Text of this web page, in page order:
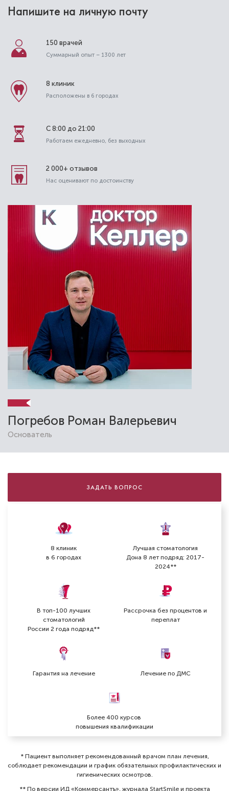
Попова Елена Алексеевна
Стоматолог-терапевт
Стаж работы: 13 лет
Савилова Ирина Владимировна
Стоматолог-терапевт
Специальность: гигиена, терапия
Стаж работы: 13 лет
Ляшенко Елена Владимировна
Стоматолог-терапевт
Стаж работы: 13 лет
Бучукури Тамара Шотаевна
Напишите на личную почту
150 врачей
Суммарный опыт – 1300 лет
8 клиник
Расположены в 6 городах
С 8:00 до 21:00
Работаем ежедневно, без выходных
2 000+ отзывов
Нас оценивают по достоинству
Погребов Роман Валерьевич
Основатель
ЗАДАТЬ ВОПРОС
8 клиник
в 6 городах
Лучшая стоматология
Дона 8 лет подряд: 2017-
2024**
В топ-100 лучших
стоматологий
России 2 года подряд**
Рассрочка без процентов и
переплат
Гарантия на лечение Лечение по ДМС
Более 400 курсов
повышения квалификации
* Пациент выполняет рекомендованный врачом план лечения,
соблюдает рекомендации и график обязательных профилактических и
гигиенических осмотров⁠.
** По версии ИД «Коммерсантъ», журнала StartSmile и проекта